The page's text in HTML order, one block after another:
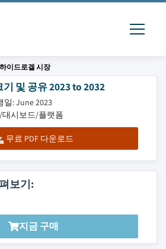
하이드로겔 시장
및 공유 2023 to 2032
일: June 2023
대시보드/플랫폼
무료 PDF 다운로드
보기:
지금 구매